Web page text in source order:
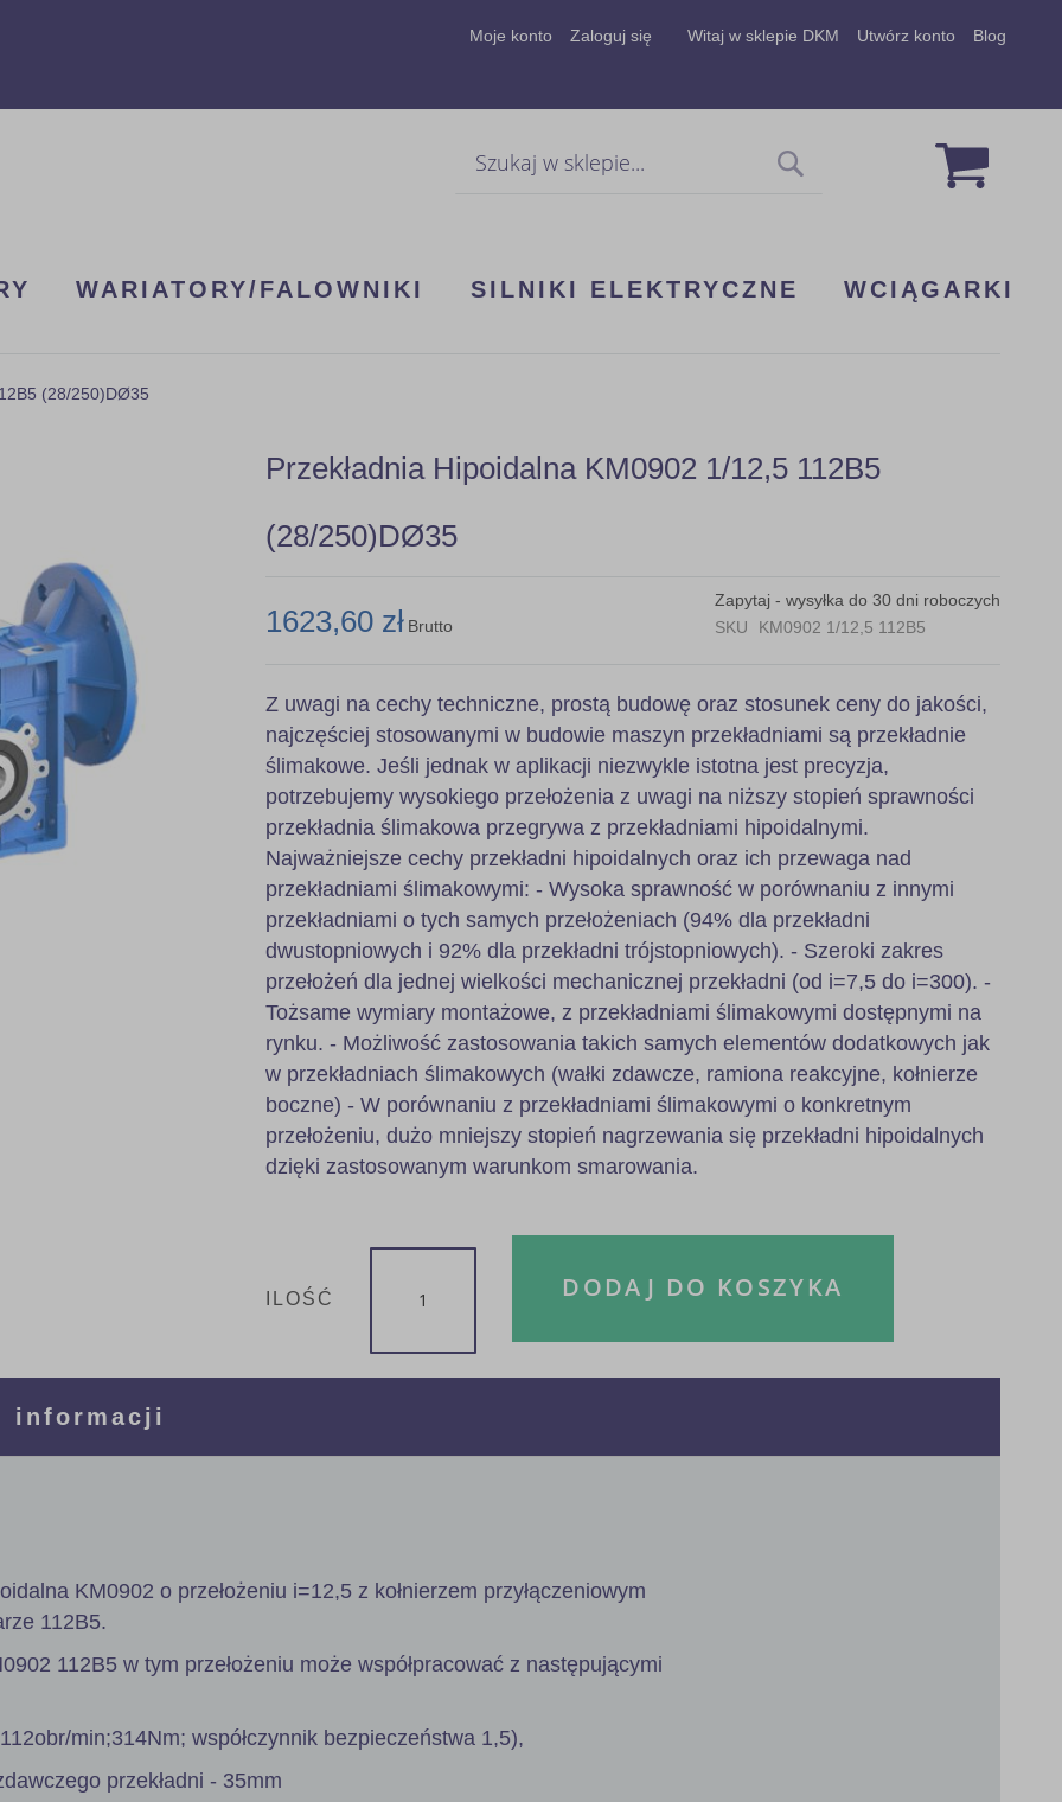
Moje konto Zaloguj się Witaj w sklepie DKM Utwórz konto Blog
Mój
WARIATORY/FALOWNIKI SILNIKI ELEKTRYCZNE WCIĄGARKI
(28/250)DØ35
Przekładnia Hipoidalna KM0902 1/12,5 112B5
(28/250)DØ35
Zapytaj - wysyłka do 30 dni roboczych
SKU
KM0902 1/12,5 112B5
1623,60 zł Brutto
Z uwagi na cechy techniczne, prostą budowę oraz stosunek ceny do jakości,
najczęściej stosowanymi w budowie maszyn przekładniami są przekładnie
ślimakowe. Jeśli jednak w aplikacji niezwykle istotna jest precyzja,
potrzebujemy wysokiego przełożenia z uwagi na niższy stopień sprawności
przekładnia ślimakowa przegrywa z przekładniami hipoidalnymi.
Najważniejsze cechy przekładni hipoidalnych oraz ich przewaga nad
przekładniami ślimakowymi: - Wysoka sprawność w porównaniu z innymi
przekładniami o tych samych przełożeniach (94% dla przekładni
dwustopniowych i 92% dla przekładni trójstopniowych). - Szeroki zakres
przełożeń dla jednej wielkości mechanicznej przekładni (od i=7,5 do i=300). -
Tożsame wymiary montażowe, z przekładniami ślimakowymi dostępnymi na
rynku. - Możliwość zastosowania takich samych elementów dodatkowych jak
w przekładniach ślimakowych (wałki zdawcze, ramiona reakcyjne, kołnierze
boczne) - W porównaniu z przekładniami ślimakowymi o konkretnym
przełożeniu, dużo mniejszy stopień nagrzewania się przekładni hipoidalnych
dzięki zastosowanym warunkom smarowania.
ILOŚĆ DODAJ DO KOSZYKA
KM0902 o przełożeniu i=12,5 z kołnierzem przyłączeniowym
112B5.
112B5 w tym przełożeniu może współpracować z następującymi
min;314Nm; współczynnik bezpieczeństwa 1,5),
przekładni - 35mm
informacji